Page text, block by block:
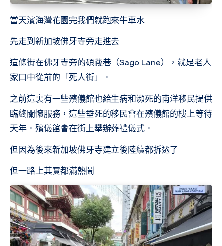
當天濱海灣花園完我們就跑來牛車水
先走到新加坡佛牙寺旁走進去
這條街在佛牙寺旁的碩莪巷（Sago Lane），就是老人
家口中從前的「死人街」。
之前這裏有一些殯儀館也給生病和瀕死的南洋移民提供
臨終關懷服務，這些垂死的移民會在殯儀館的樓上等待
天年。殯儀館會在街上舉辦葬禮儀式。
但因為後來新加坡佛牙寺建立後陸續都拆遷了
但一路上其實都滿熱鬧